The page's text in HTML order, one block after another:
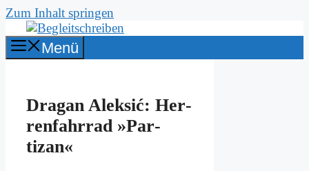
Zum Inhalt springen
Menü
Dra­gan Al­ek­sić: Her­
ren­fahr­rad »Par­
tizan«